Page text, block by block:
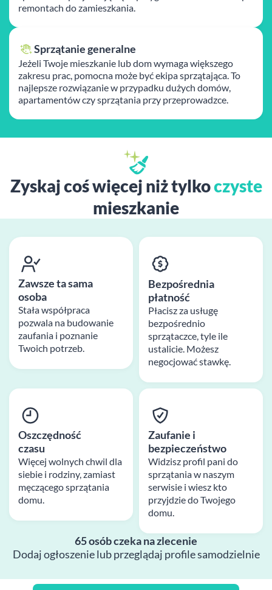
remontach do zamieszkania.
Sprzątanie generalne
Jeżeli Twoje mieszkanie lub dom wymaga większego
zakresu prac, pomocna może być ekipa sprzątająca. To
najlepsze rozwiązanie w przypadku dużych domów,
apartamentów czy sprzątania przy przeprowadzce.
Zyskaj coś więcej niż tylkoczyste
mieszkanie
Zawsze ta sama
osoba
Stała współpraca
pozwala na budowanie
zaufania i poznanie
Twoich potrzeb.
Oszczędność
czasu
Więcej wolnych chwil dla
siebie i rodziny, zamiast
męczącego sprzątania
domu.
Bezpośrednia
płatność
Płacisz za usługę
bezpośrednio
sprzątaczce, tyle ile
ustalicie. Możesz
negocjować stawkę.
Zaufanie i
bezpieczeństwo
Widzisz profil pani do
sprzątania w naszym
serwisie i wiesz kto
przyjdzie do Twojego
domu.
65 osób czeka na zlecenie
Dodaj ogłoszenie lub przeglądaj profile samodzielnie